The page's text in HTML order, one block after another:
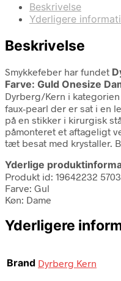
Beskrivelse
Yderligere
Beskrivelse
Smykkefeber har fundet
Farve: Guld Onesize
Dyrberg/Kern i kategorien
faux-pearl der er sat i en
på en stikker i kirurgisk
påmonteret et aftageligt
tæt besat med krystaller.
Yderlige
Produkt id: 19642232
Farve: Gul
Køn: Dame
Yderligere
Brand Dyrberg Kern